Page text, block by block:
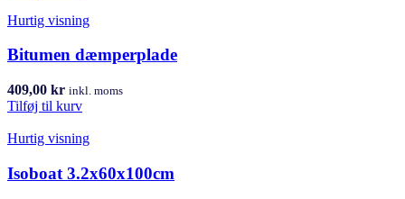
Hurtig visning
Bitumen dæmperplade
409,00 kr inkl. moms
Tilføj til kurv
Hurtig visning
Isoboat 3.2x60x100cm